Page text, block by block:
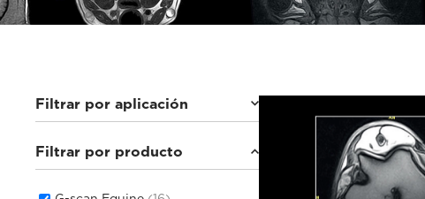
Filtrar por aplicación
Equinos(16)
Filtrar por producto